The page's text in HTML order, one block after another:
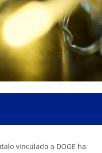
vinculado a DOGE ha